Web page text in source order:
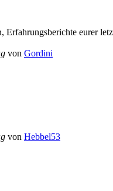
eurer
von Gordini
von Hebbel53